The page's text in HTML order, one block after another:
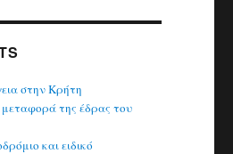
στην Κρήτη
μεταφορά της έδρας του
και ειδικό